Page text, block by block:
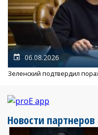
06.08.2026
Зеленский подтвердил
Новости партнеров